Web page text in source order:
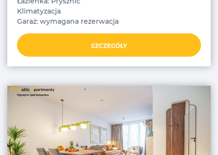
Klimatyzacja
Garaż: wymagana rezerwacja
SZCZEGÓŁY